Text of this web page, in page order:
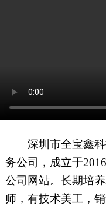
深圳市全宝鑫科
务公司，成立于
公司网站。长期培
师，有技术美工，